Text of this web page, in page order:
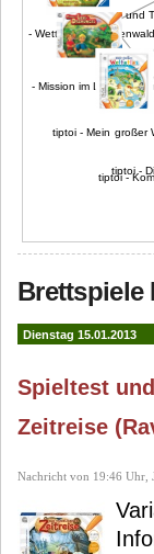
tiptoi - Tom und
tiptoi -
tiptoi -
tiptoi - Wettstreit im Hexenwald
tiptoi - Mission im Lese-
tiptoi - Mein großer
Brettspiele
Dienstag 15.01.2013
Spieltest
Zeitreise
Nachricht von 19:46 Uhr,